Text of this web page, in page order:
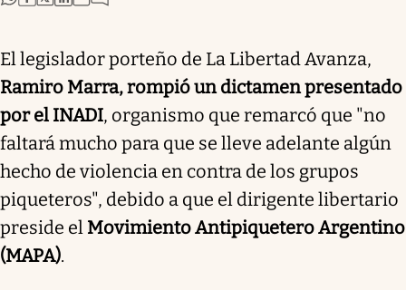
El legislador porteño de La Libertad Avanza,
Ramiro Marra, rompió un dictamen presentado
por el INADI, organismo que remarcó que "no
faltará mucho para que se lleve adelante algún
hecho de violencia en contra de los grupos
piqueteros", debido a que el dirigente libertario
preside el Movimiento Antipiquetero Argentino
(MAPA).